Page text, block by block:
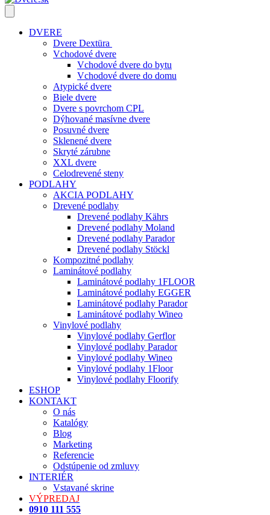
DVERE
Dvere Dextüra
Vchodové dvere
Vchodové dvere do bytu
Vchodové dvere do domu
Atypické dvere
Biele dvere
Dvere s povrchom CPL
Dýhované masívne dvere
Posuvné dvere
Sklenené dvere
Skryté zárubne
XXL dvere
Celodrevené steny
PODLAHY
AKCIA PODLAHY
Drevené podlahy
Drevené podlahy Kährs
Drevené podlahy Moland
Drevené podlahy Parador
Drevené podlahy Stöckl
Kompozitné podlahy
Laminátové podlahy
Laminátové podlahy 1FLOOR
Laminátové podlahy EGGER
Laminátové podlahy Parador
Laminátové podlahy Wineo
Vinylové podlahy
Vinylové podlahy Gerflor
Vinylové podlahy Parador
Vinylové podlahy Wineo
Vinylové podlahy 1Floor
Vinylové podlahy Floorify
ESHOP
KONTAKT
O nás
Katalógy
Blog
Marketing
Referencie
Odstúpenie od zmluvy
INTERIÉR
Vstavané skrine
VÝPREDAJ
0910 111 555